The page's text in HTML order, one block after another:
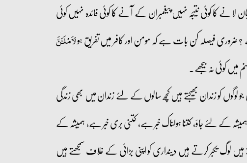
کا کوئی نتیجہ نہیں پیغمبران کے آنے کا کوئی فائدہ نہیں کوئی
؟ ضروری فیصلہ کن بات ہے کہ مومن اور کافر میں تفریق ہولَاَمۡلَـَٔنَّ
کوئی نہ بیجھے۔
لوگوں کو زندان بھیجتے ہیں کچھ سالوں کے لئے زندان میں بھی زندگی
لئے جاؤ، کتنا ہولناک خبر ہے، کتنی بری خبر ہے، ہمیشہ کے
لوگ تکبر کرتے ہیں دینداری کو اپنی بڑائی کے خلاف سمجھتے ہیں